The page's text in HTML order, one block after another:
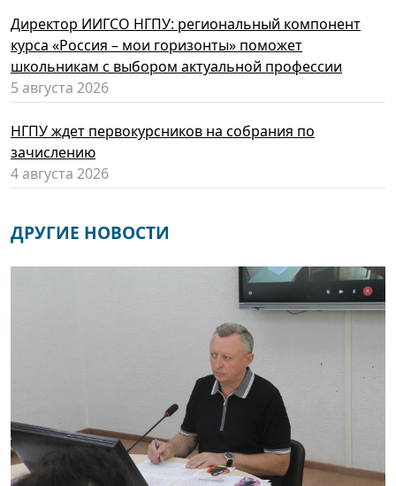
Директор ИИГСО НГПУ: региональный компонент
курса «Россия – мои горизонты» поможет
школьникам с выбором актуальной профессии
5 августа 2026
НГПУ ждет первокурсников на собрания по
зачислению
4 августа 2026
ДРУГИЕ НОВОСТИ